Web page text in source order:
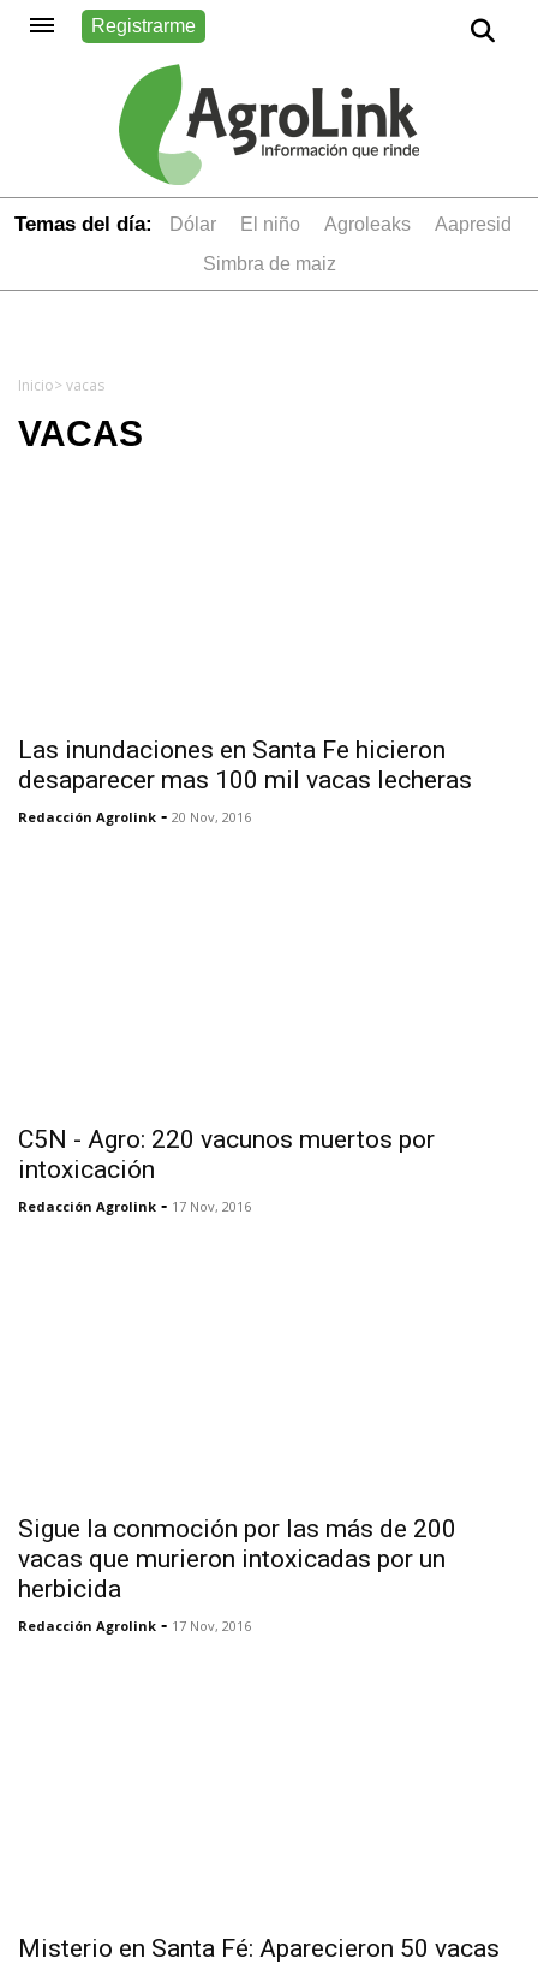
Registrarme
Temas del día: dólar el niño Agroleaks
aapresid
simbra de maiz
Inicio> vacas
VACAS
Las inundaciones en Santa Fe hicieron
desaparecer mas 100 mil vacas lecheras
Redacción Agrolink - 20 Nov, 2016
C5N - Agro: 220 vacunos muertos por
intoxicación
Redacción Agrolink - 17 Nov, 2016
Sigue la conmoción por las más de 200
vacas que murieron intoxicadas por un
herbicida
Redacción Agrolink - 17 Nov, 2016
Misterio en Santa Fé: Aparecieron 50 vacas